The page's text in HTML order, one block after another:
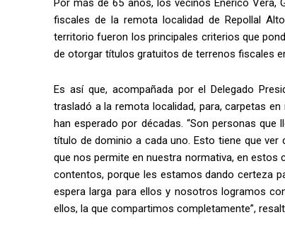
Por más de 65 años, los vecinos Enérico Vera,
fiscales de la remota localidad de Repollal
territorio fueron los principales criterios que
de otorgar títulos gratuitos de terrenos fiscales
Es así que, acompañada por el Delegado
trasladó a la remota localidad, para, carpetas
han esperado por décadas. “Son personas
título de dominio a cada uno. Esto tiene que
que nos permite en nuestra normativa, en
contentos, porque les estamos dando certeza
espera larga para ellos y nosotros logramos
ellos, la que compartimos completamente”,